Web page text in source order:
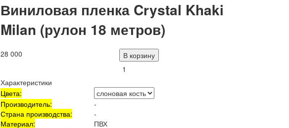
Виниловая пленка Crystal Khaki
Milan (рулон 18 метров)
28 000 В корзину
Характеристики
Цвета:
Производитель:
-
Страна производства:
-
Материал:
ПВХ